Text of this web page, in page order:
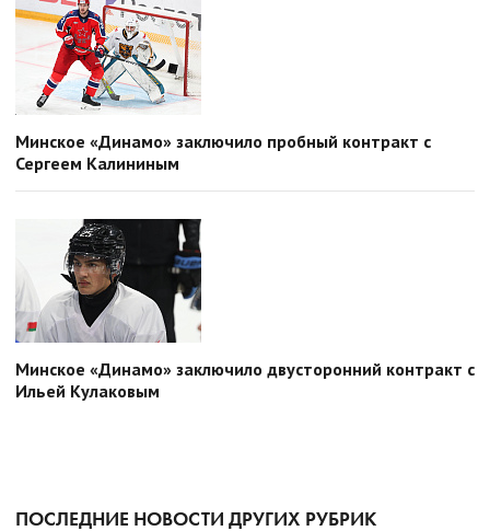
Минское «Динамо» заключило пробный контракт с
Сергеем Калининым
Минское «Динамо» заключило двусторонний контракт с
Ильей Кулаковым
ПОСЛЕДНИЕ НОВОСТИ ДРУГИХ РУБРИК